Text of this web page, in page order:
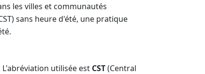
les villes et communautés
sans heure d'été, une pratique
L'abréviation utilisée est CST(Central